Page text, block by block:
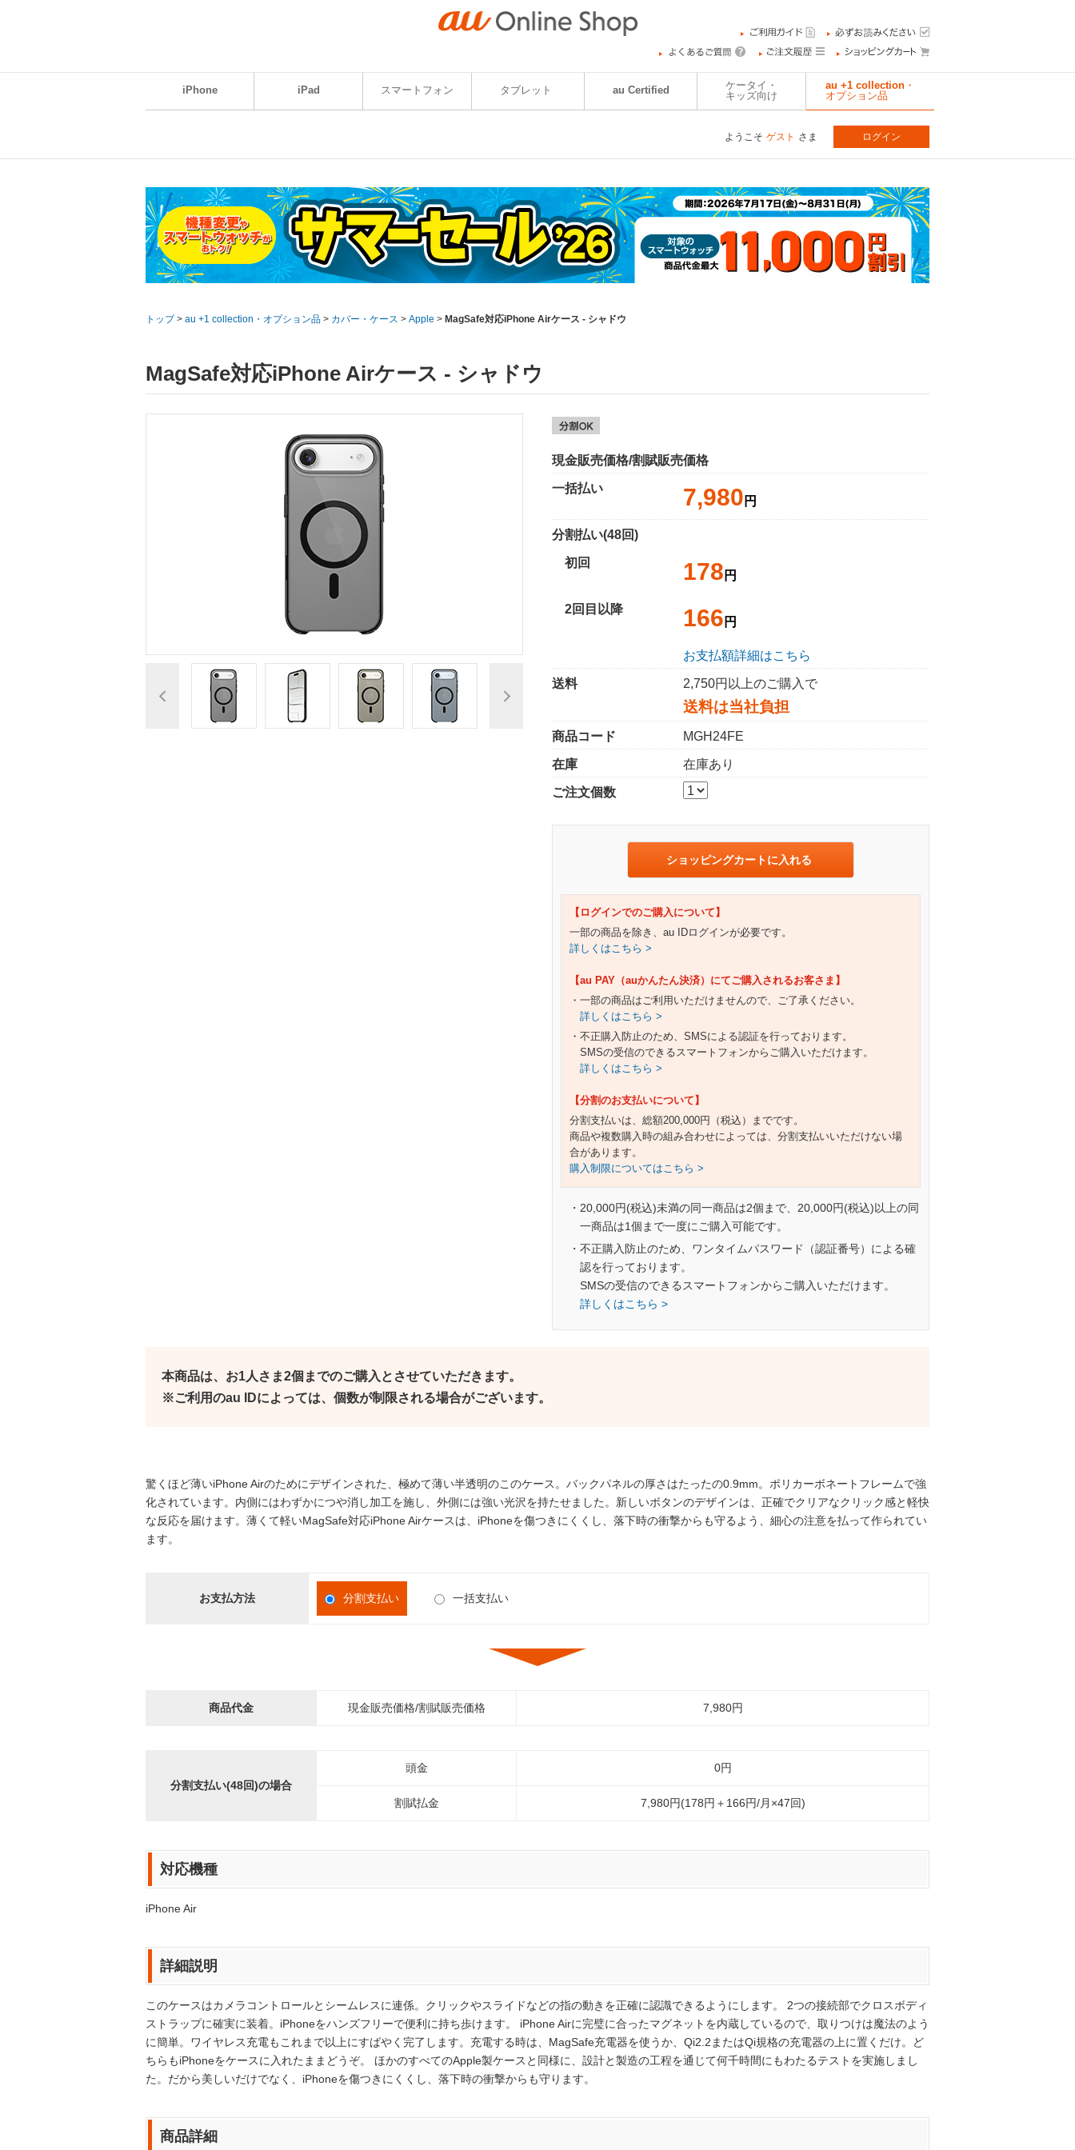
iPhone iPad スマートフォン タブレット au Certified
ケータイ・
キッズ向け
au +1 collection・
オプション品
ようこそ ゲスト さま ログイン
トップ > au +1 collection・オプション品 > カバー・ケース > Apple > MagSafe対応iPhone Airケース - シャドウ
MagSafe対応iPhone Airケース - シャドウ
現金販売価格/割賦販売価格
一括払い
7,980 円
分割払い(48回)
初回
178 円
2回目以降 166 円
お支払額詳細はこちら
送料
2,750円以上のご購入で
送料は当社負担
商品コード
MGH24FE
在庫
在庫あり
ご注文個数
ショッピングカートに入れる
【ログインでのご購入について】
一部の商品を除き、au IDログインが必要です。
詳しくはこちら >
【au PAY（auかんたん決済）にてご購入されるお客さま】
・一部の商品はご利用いただけませんので、ご了承ください。
詳しくはこちら >
・不正購入防止のため、SMSによる認証を行っております。
SMSの受信のできるスマートフォンからご購入いただけます。
詳しくはこちら >
【分割のお支払いについて】
分割支払いは、総額200,000円（税込）までです。
商品や複数購入時の組み合わせによっては、分割支払いいただけない場
合があります。
購入制限についてはこちら >
・20,000円(税込)未満の同一商品は2個まで、20,000円(税込)以上の同
一商品は1個まで一度にご購入可能です。
・不正購入防止のため、ワンタイムパスワード（認証番号）による確
認を行っております。
SMSの受信のできるスマートフォンからご購入いただけます。
詳しくはこちら >
本商品は、お1人さま2個までのご購入とさせていただきます。
※ご利用のau IDによっては、個数が制限される場合がございます。
驚くほど薄いiPhone Airのためにデザインされた、極めて薄い半透明のこのケース。バックパネルの厚さはたったの0.9mm。ポリカーボネートフレームで強
化されています。内側にはわずかにつや消し加工を施し、外側には強い光沢を持たせました。新しいボタンのデザインは、正確でクリアなクリック感と軽快
な反応を届けます。薄くて軽いMagSafe対応iPhone Airケースは、iPhoneを傷つきにくくし、落下時の衝撃からも守るよう、細心の注意を払って作られてい
ます。
お支払方法 分割支払い 一括支払い
商品代金 現金販売価格/割賦販売価格 7,980円
分割支払い(48回)の場合
頭金 0円
割賦払金 7,980円(178円＋166円/月×47回)
対応機種
iPhone Air
詳細説明
このケースはカメラコントロールとシームレスに連係。クリックやスライドなどの指の動きを正確に認識できるようにします。 2つの接続部でクロスボディ
ストラップに確実に装着。iPhoneをハンズフリーで便利に持ち歩けます。 iPhone Airに完璧に合ったマグネットを内蔵しているので、取りつけは魔法のよう
に簡単。ワイヤレス充電もこれまで以上にすばやく完了します。充電する時は、MagSafe充電器を使うか、Qi2.2またはQi規格の充電器の上に置くだけ。ど
ちらもiPhoneをケースに入れたままどうぞ。 ほかのすべてのApple製ケースと同様に、設計と製造の工程を通じて何千時間にもわたるテストを実施しまし
た。だから美しいだけでなく、iPhoneを傷つきにくくし、落下時の衝撃からも守ります。
商品詳細